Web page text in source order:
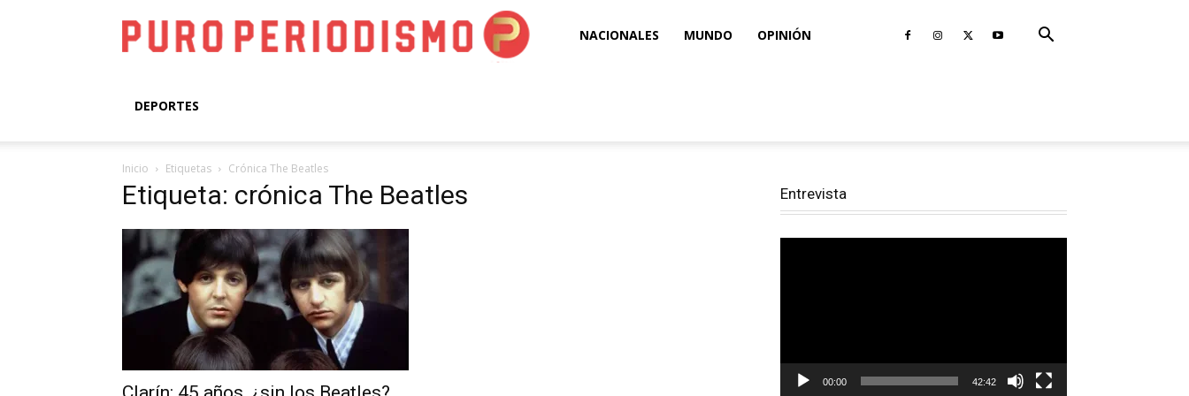
Puro NACIONALES MUNDO OPINIÓN
DEPORTES
Inicio Etiquetas Crónica The Beatles
Etiqueta: crónica The Beatles Entrevista
00:00 42:42